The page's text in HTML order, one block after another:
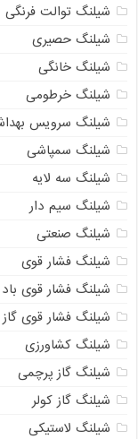
شیلنگ توالت فرنگی
شیلنگ حصیری
شیلنگ خانگی
شیلنگ خرطومی
شیلنگ سرویس
شیلنگ سمپاشی
شیلنگ سه لایه
شیلنگ سیم دار
شیلنگ صنعتی
شیلنگ فشار قوی
شیلنگ فشار قوی باد
شیلنگ فشار قوی گاز
شیلنگ کشاورزی
شیلنگ گاز پرچمی
شیلنگ گاز کولر
شیلنگ لاستیکی